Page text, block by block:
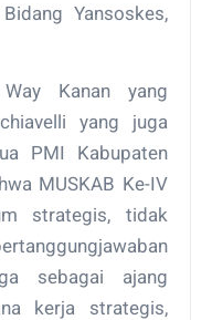
Yansoskes,
Kanan yang
yang juga
PMI Kabupaten
MUSKAB Ke-IV
strategis, tidak
sebagai ajang
kerja strategis,